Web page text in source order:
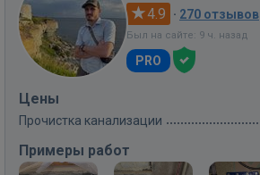
4.9 · 270 отзывов
Был на сайте: 9 ч. назад
PRO
Цены
Прочистка канализации
Примеры работ